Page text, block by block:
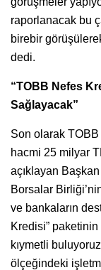
raporlanacak bu
birebir
dedi.
“TOBB Nefes
Sağlayacak”
Son olarak
hacmi 25 milyar
açıklayan
Borsalar
ve bankaların
Kredisi”
kıymetli
ölçeğindeki